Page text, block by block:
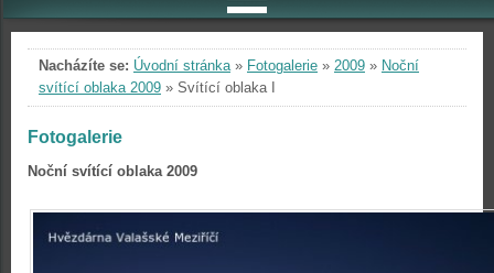
Nacházíte se: Úvodní stránka» Fotogalerie » 2009 » Noční
svítící oblaka 2009 » Svítící oblaka I
Fotogalerie
Noční svítící oblaka 2009